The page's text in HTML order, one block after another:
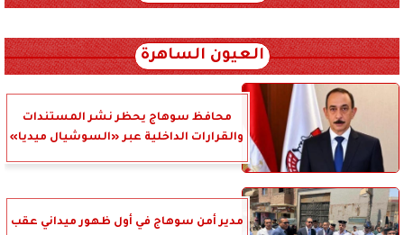
العيون الساهرة
محافظ سوهاج يحظر نشر المستندات
والقرارات الداخلية عبر «السوشيال ميديا»
مدير أمن سوهاج في أول ظهور ميداني عقب